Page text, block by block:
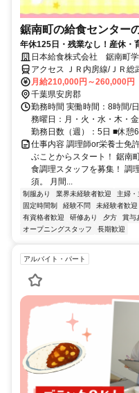
鋸南町の給食センター
年休125日・残業なし！産休・
日本給食株式会社 鋸南町
アクセス ＪＲ内房線/ＪＲ総
内房線/ＪＲ総武本線 安房勝
月給210,000円～260,000円
千葉県安房郡
勤務時間 実働時間：8時間/
務曜日：月・火・水・木・
勤務日数（週）：5日 ■休憩
仕事内容 調理師or栄養士免
ぶことからスタート！ 鋸南
食調理スタッフを募集！ 調
須。 月間...
制服あり 業界未経験者歓迎 主婦
固定時間制
経験不問 未経験者歓迎
有資格者歓迎
研修あり 夕方 賞与
オープニングスタッフ
長期歓迎
アルバイト・パート